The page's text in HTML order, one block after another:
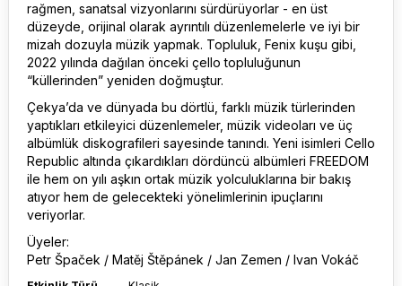
rağmen, sanatsal vizyonlarını sürdürüyorlar - en üst
düzeyde, orijinal olarak ayrıntılı düzenlemelerle ve iyi bir
mizah dozuyla müzik yapmak. Topluluk, Fenix kuşu gibi,
2022 yılında dağılan önceki çello topluluğunun
“küllerinden” yeniden doğmuştur.
Çekya’da ve dünyada bu dörtlü, farklı müzik türlerinden
yaptıkları etkileyici düzenlemeler, müzik videoları ve üç
albümlük diskografileri sayesinde tanındı. Yeni isimleri Cello
Republic altında çıkardıkları dördüncü albümleri FREEDOM
ile hem on yılı aşkın ortak müzik yolculuklarına bir bakış
atıyor hem de gelecekteki yönelimlerinin ipuçlarını
veriyorlar.
Üyeler:
Petr Špaček / Matěj Štěpánek / Jan Zemen / Ivan Vokáč